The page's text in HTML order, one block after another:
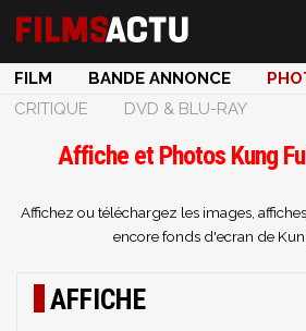
FILM BANDE ANNONCE
CRITIQUE
DVD & BLU-RAY
Affiche et Photos Kung
Affichez ou téléchargez les images,
encore fonds d'ecran de
AFFICHE